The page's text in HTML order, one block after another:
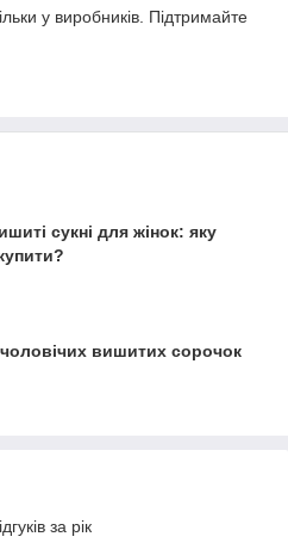
у виробників. Підтримайте
сукні для жінок: яку
вишитих сорочок
за рік